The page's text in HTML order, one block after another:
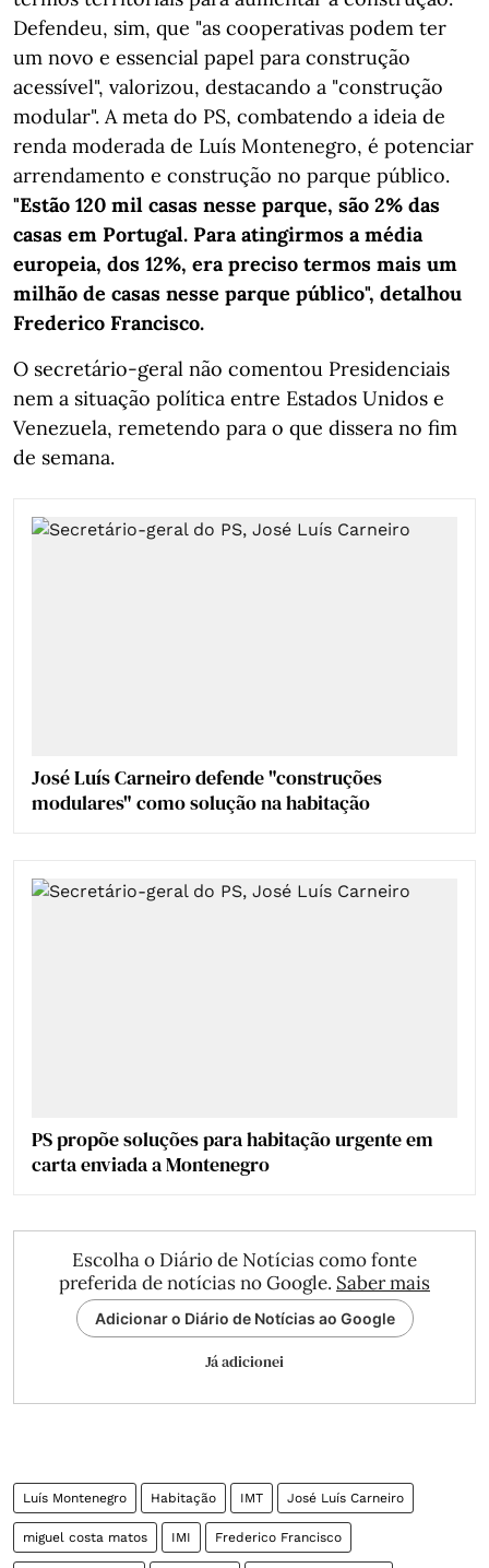
Defendeu, sim, que "as cooperativas podem ter
um novo e essencial papel para construção
acessível", valorizou, destacando a "construção
modular". A meta do PS, combatendo a ideia de
renda moderada de Luís Montenegro, é potenciar
arrendamento e construção no parque público.
"Estão 120 mil casas nesse parque, são 2% das
casas em Portugal. Para atingirmos a média
europeia, dos 12%, era preciso termos mais um
milhão de casas nesse parque público", detalhou
Frederico Francisco.
O secretário-geral não comentou Presidenciais
nem a situação política entre Estados Unidos e
Venezuela, remetendo para o que dissera no fim
de semana.
José Luís Carneiro defende "construções
modulares" como solução na habitação
PS propõe soluções para habitação urgente em
carta enviada a Montenegro
Escolha o Diário de Notícias como fonte
preferida de notícias no Google. Saber mais
Adicionar o Diário de Notícias ao Google
Já adicionei
Luís Montenegro Habitação IMT José Luís Carneiro
miguel costa matos IMI Frederico Francisco